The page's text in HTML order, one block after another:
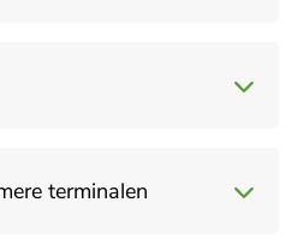
støtter betaling med mobil. Se
NFC (Near Field
terminalen